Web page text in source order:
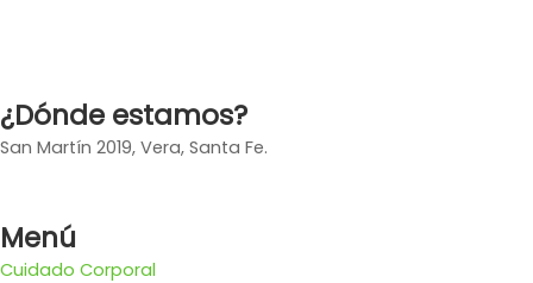
¿Dónde estamos?
San Martín 2019, Vera, Santa Fe.
Menú
Cuidado Corporal